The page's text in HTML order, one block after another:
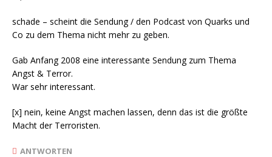
schade – scheint die Sendung / den Podcast von Quarks und
Co zu dem Thema nicht mehr zu geben.
Gab Anfang 2008 eine interessante Sendung zum Thema
Angst & Terror.
War sehr interessant.
[x] nein, keine Angst machen lassen, denn das ist die größte
Macht der Terroristen.
ANTWORTEN